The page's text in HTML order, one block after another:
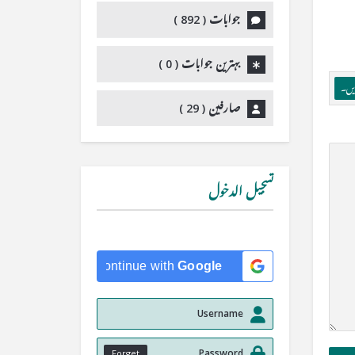
جوابات (892
)
بہترین جوابات (0
)
صارفین (29
)
تسجيل الدخول
Continue with Google